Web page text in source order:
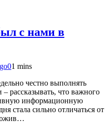
с нами в
01 mins
честно выполнять
рассказывать, что важного
информационную
стала сильно отличаться от